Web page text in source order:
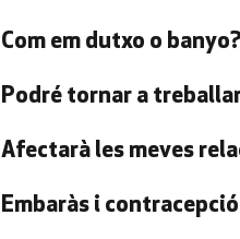
Com em dutxo o banyo?
Podré tornar a
Afectarà les meves
Embaràs i contracepció